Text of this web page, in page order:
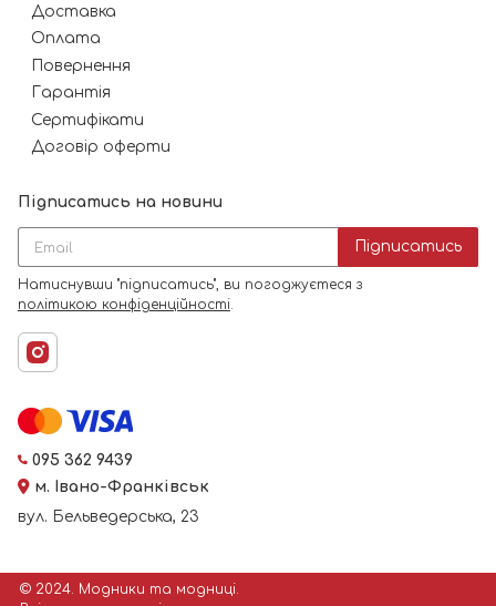
Доставка
Оплата
Повернення
Гарантія
Сертифікати
Договір оферти
Підписатись на новини
Підписатись
Натиснувши "підписатись", ви погоджуєтеся з
політикою конфіденційності.
095 362 9439
м. Івано-Франківськ
вул. Бельведерська, 23
© 2024. Модники та модниці.